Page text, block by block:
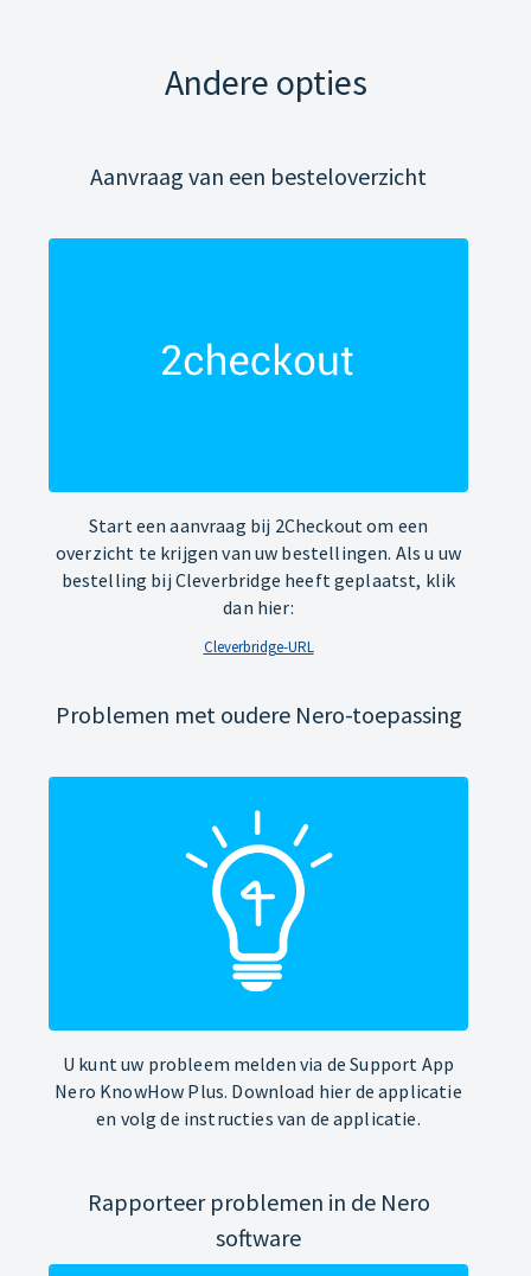
Andere opties
Aanvraag van een besteloverzicht
Start een aanvraag bij 2Checkout om een
overzicht te krijgen van uw bestellingen. Als u uw
bestelling bij Cleverbridge heeft geplaatst, klik
dan hier:
Cleverbridge-URL
Problemen met oudere Nero-toepassing
U kunt uw probleem melden via de Support App
Nero KnowHow Plus. Download hier de applicatie
en volg de instructies van de applicatie.
Rapporteer problemen in de Nero
software